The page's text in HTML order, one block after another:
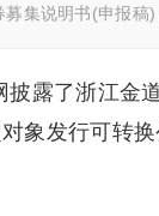
集说明书(申报稿)
露了浙江金
象发行可转